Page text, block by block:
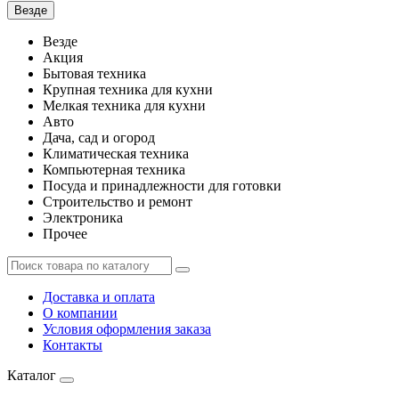
Везде
Везде
Акция
Бытовая техника
Крупная техника для кухни
Мелкая техника для кухни
Авто
Дача, сад и огород
Климатическая техника
Компьютерная техника
Посуда и принадлежности для готовки
Строительство и ремонт
Электроника
Прочее
Доставка и оплата
О компании
Условия оформления заказа
Контакты
Каталог